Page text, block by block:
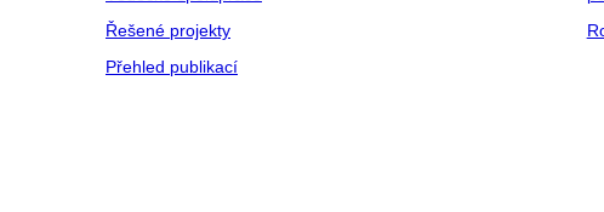
Řešené projekty
Přehled publikací